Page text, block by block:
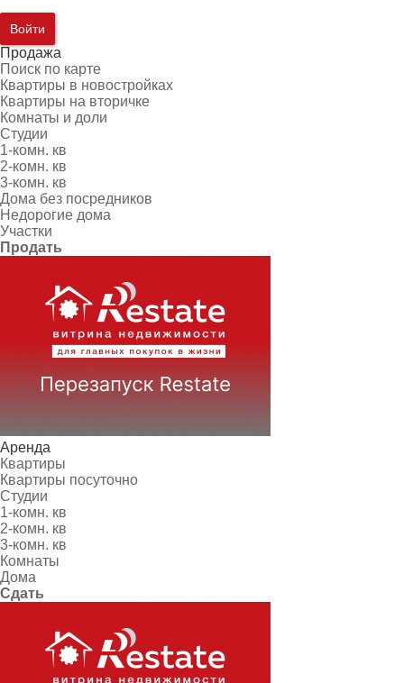
Войти
Продажа
Поиск по карте
Квартиры в новостройках
Квартиры на вторичке
Комнаты и доли
Студии
1-комн. кв
2-комн. кв
3-комн. кв
Дома без посредников
Недорогие дома
Участки
Продать
Аренда
Квартиры
Квартиры посуточно
Студии
1-комн. кв
2-комн. кв
3-комн. кв
Комнаты
Дома
Сдать